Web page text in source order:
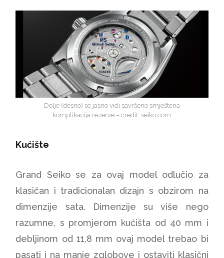
Dolje (desno) se jasno vidi savršeno smještena
komplikacija rezerve – credit: seiko.com
Kućište
Grand Seiko se za ovaj model odlučio za
klasičan i tradicionalan dizajn s obzirom na
dimenzije sata. Dimenzije su više nego
razumne, s promjerom kućišta od 40 mm i
debljinom od 11,8 mm ovaj model trebao bi
pasati i na manje zglobove i ostaviti klasični